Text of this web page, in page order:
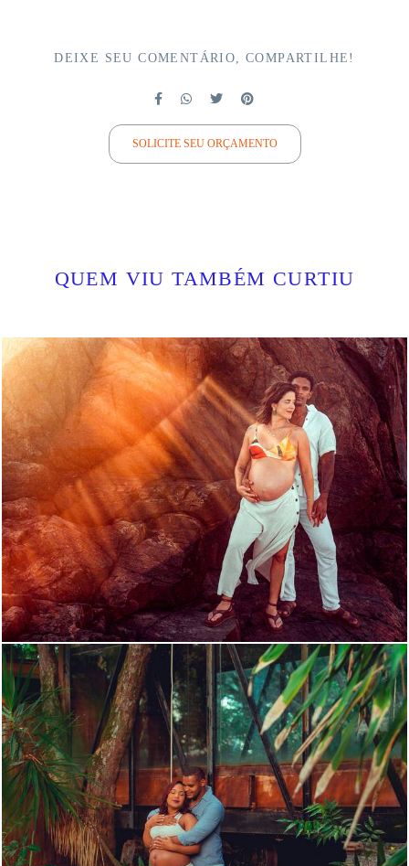
DEIXE SEU COMENTÁRIO, COMPARTILHE!
SOLICITE SEU ORÇAMENTO
QUEM VIU TAMBÉM CURTIU
375 1